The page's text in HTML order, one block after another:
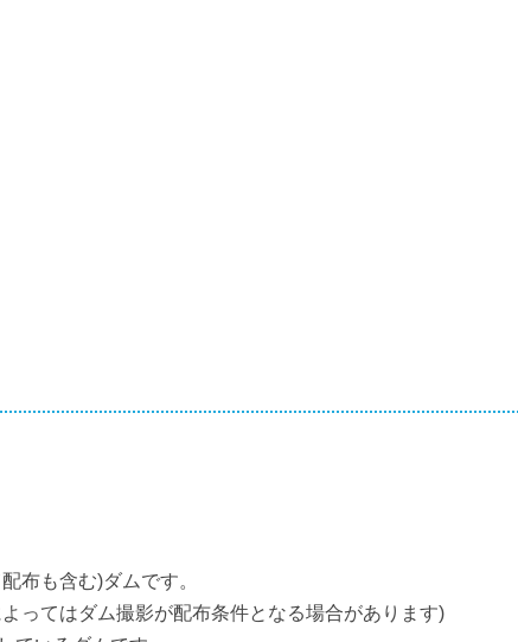
布も含む)ダムです。
ってはダム撮影が配布条件となる場合があります)